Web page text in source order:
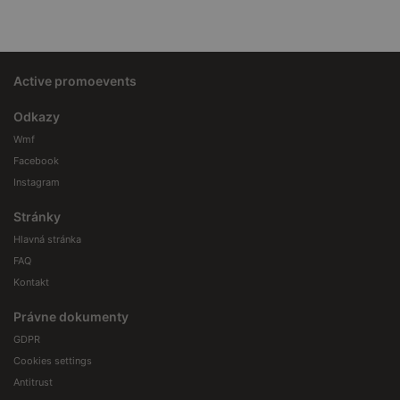
Active promoevents
Odkazy
Wmf
Facebook
Instagram
Stránky
Hlavná stránka
FAQ
Kontakt
Právne dokumenty
GDPR
Cookies settings
Antitrust